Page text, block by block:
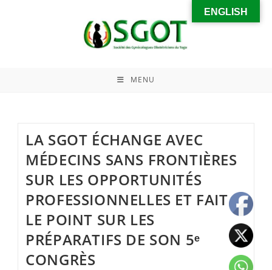
MENU
LA SGOT ÉCHANGE AVEC
MÉDECINS SANS FRONTIÈRES
SUR LES OPPORTUNITÉS
PROFESSIONNELLES ET FAIT
LE POINT SUR LES
PRÉPARATIFS DE SON 5ᵉ
CONGRÈS
ENGLISH